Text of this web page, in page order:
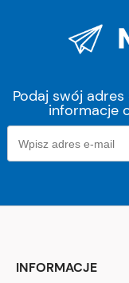
Podaj swój
informacje
INFORMACJE